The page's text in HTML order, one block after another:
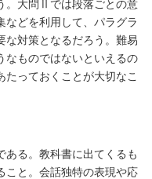
。大問Ⅱでは段落ごとの意
などを利用して、パラグラ
な対策となるだろう。難易
なものではないといえるの
っておくことが大切なこ
ある。教科書に出てくるも
こと。会話独特の表現や応